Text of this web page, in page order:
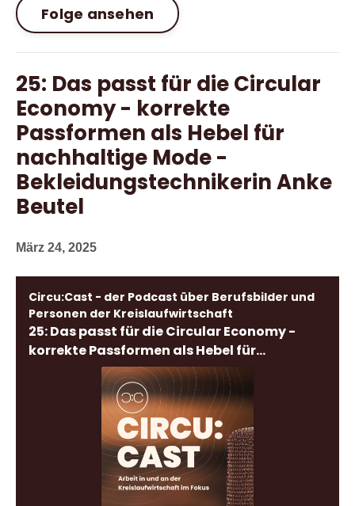
Folge ansehen
25: Das passt für die Circular
Economy - korrekte
Passformen als Hebel für
nachhaltige Mode -
Bekleidungstechnikerin Anke
Beutel
März 24, 2025